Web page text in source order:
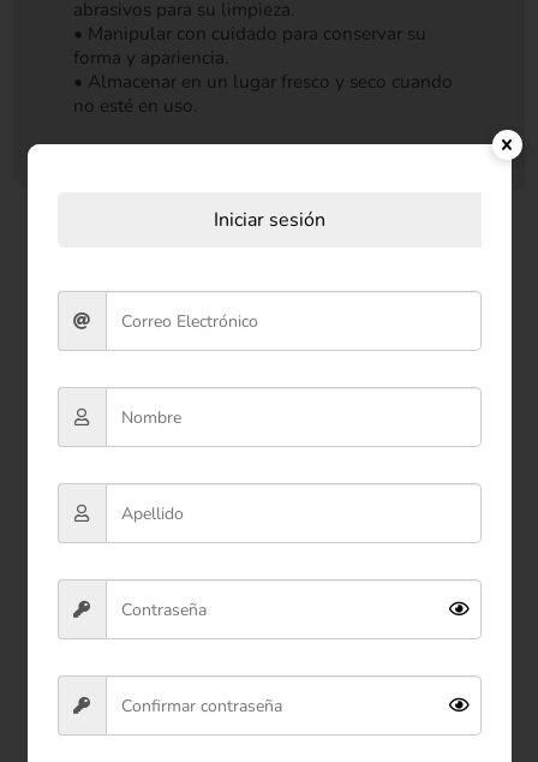
abrasivos para su limpieza.
• Manipular con cuidado para conservar su
forma y apariencia.
• Almacenar en un lugar fresco y seco cuando
no esté en uso.
Productos relacionados
Peluche Oso Panda 22 cm
$29.900
Iniciar sesión